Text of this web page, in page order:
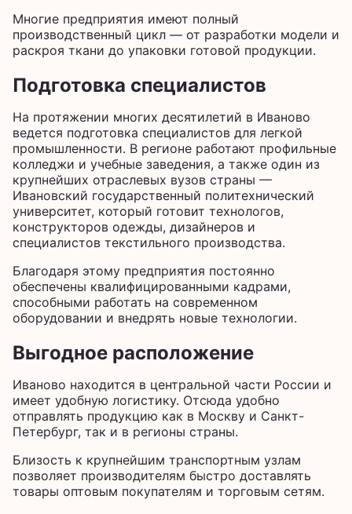
Многие предприятия имеют полный
производственный цикл — от разработки модели и
раскроя ткани до упаковки готовой продукции.
Подготовка специалистов
На протяжении многих десятилетий в Иваново
ведется подготовка специалистов для легкой
промышленности. В регионе работают профильные
колледжи и учебные заведения, а также один из
крупнейших отраслевых вузов страны —
Ивановский государственный политехнический
университет, который готовит технологов,
конструкторов одежды, дизайнеров и
специалистов текстильного производства.
Благодаря этому предприятия постоянно
обеспечены квалифицированными кадрами,
способными работать на современном
оборудовании и внедрять новые технологии.
Выгодное расположение
Иваново находится в центральной части России и
имеет удобную логистику. Отсюда удобно
отправлять продукцию как в Москву и Санкт-
Петербург, так и в регионы страны.
Близость к крупнейшим транспортным узлам
позволяет производителям быстро доставлять
товары оптовым покупателям и торговым сетям.